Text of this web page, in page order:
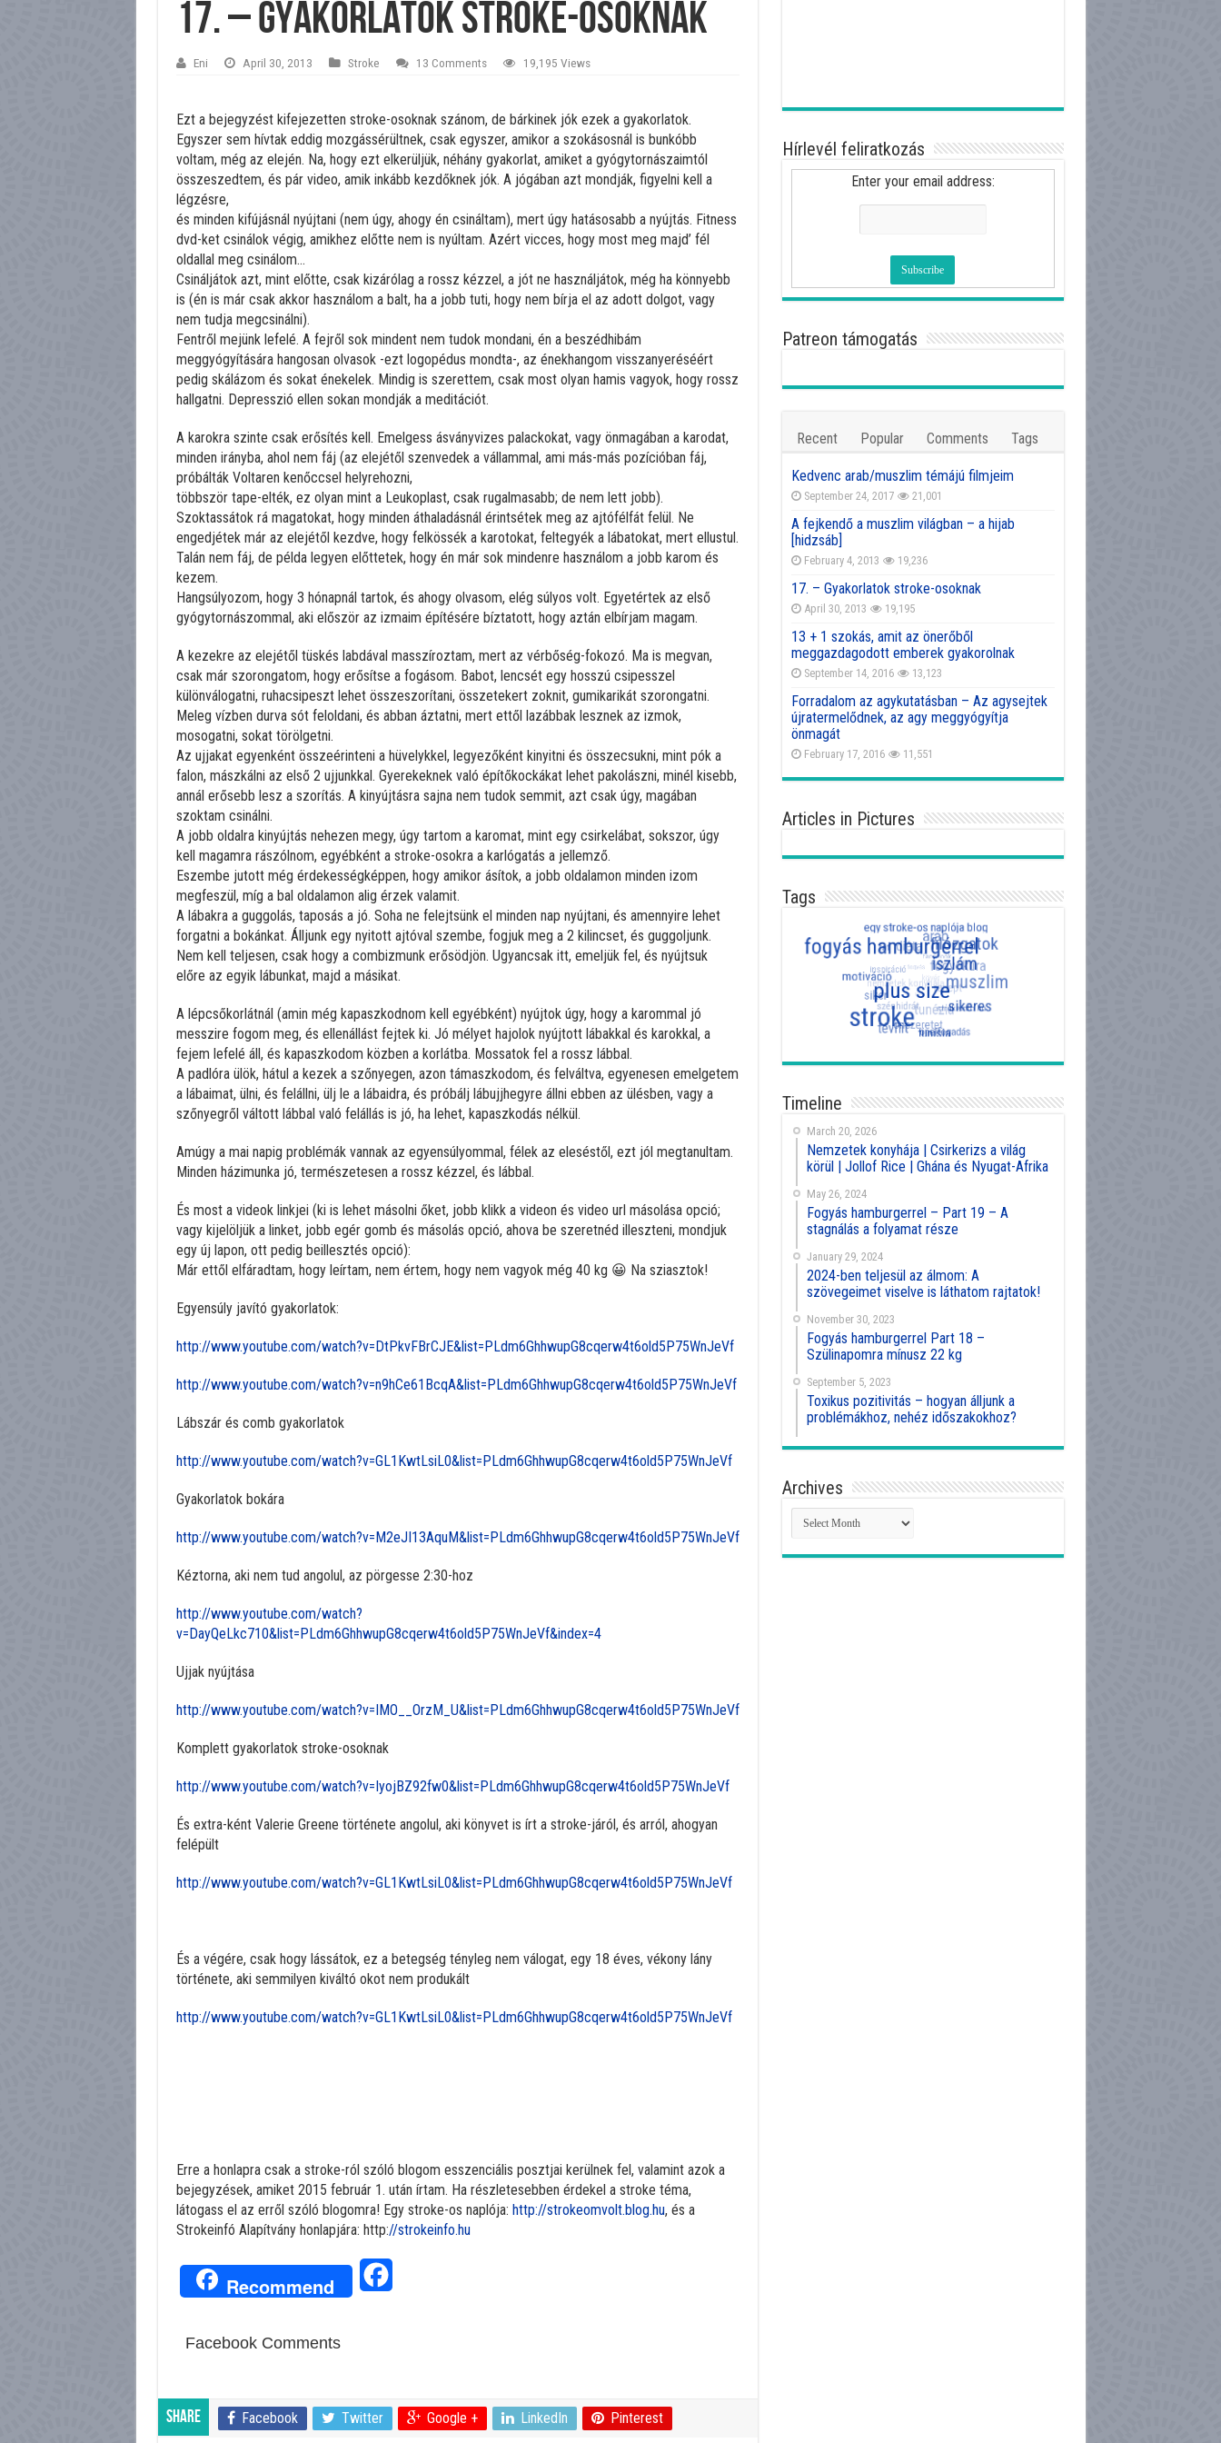
17. – Gyakorlatok stroke-osoknak
Eni April 30, 2013 Stroke 13 Comments 19,195 Views
Ezt a bejegyzést kifejezetten stroke-osoknak szánom, de bárkinek jók ezek a gyakorlatok.
Egyszer sem hívtak eddig mozgássérültnek, csak egyszer, amikor a szokásosnál is bunkóbb
voltam, még az elején. Na, hogy ezt elkerüljük, néhány gyakorlat, amiket a gyógytornászaimtól
összeszedtem, és pár video, amik inkább kezdőknek jók. A jógában azt mondják, figyelni kell a
légzésre,
és minden kifújásnál nyújtani (nem úgy, ahogy én csináltam), mert úgy hatásosabb a nyújtás. Fitness
dvd-ket csinálok végig, amikhez előtte nem is nyúltam. Azért vicces, hogy most meg majd’ fél
oldallal meg csinálom…
Csináljátok azt, mint előtte, csak kizárólag a rossz kézzel, a jót ne használjátok, még ha könnyebb
is (én is már csak akkor használom a balt, ha a jobb tuti, hogy nem bírja el az adott dolgot, vagy
nem tudja megcsinálni).
Fentről mejünk lefelé. A fejről sok mindent nem tudok mondani, én a beszédhibám
meggyógyítására hangosan olvasok -ezt logopédus mondta-, az énekhangom visszanyeréséért
pedig skálázom és sokat énekelek. Mindig is szerettem, csak most olyan hamis vagyok, hogy rossz
hallgatni. Depresszió ellen sokan mondják a meditációt.
A karokra szinte csak erősítés kell. Emelgess ásványvizes palackokat, vagy önmagában a karodat,
minden irányba, ahol nem fáj (az elejétől szenvedek a vállammal, ami más-más pozícióban fáj,
próbálták Voltaren kenőccsel helyrehozni,
többször tape-elték, ez olyan mint a Leukoplast, csak rugalmasabb; de nem lett jobb).
Szoktassátok rá magatokat, hogy minden áthaladásnál érintsétek meg az ajtófélfát felül. Ne
engedjétek már az elejétől kezdve, hogy felkössék a karotokat, feltegyék a lábatokat, mert ellustul.
Talán nem fáj, de példa legyen előttetek, hogy én már sok mindenre használom a jobb karom és
kezem.
Hangsúlyozom, hogy 3 hónapnál tartok, és ahogy olvasom, elég súlyos volt. Egyetértek az első
gyógytornászommal, aki először az izmaim építésére bíztatott, hogy aztán elbírjam magam.
A kezekre az elejétől tüskés labdával masszíroztam, mert az vérbőség-fokozó. Ma is megvan,
csak már szorongatom, hogy erősítse a fogásom. Babot, lencsét egy hosszú csipesszel
különválogatni, ruhacsipeszt lehet összeszorítani, összetekert zoknit, gumikarikát szorongatni.
Meleg vízben durva sót feloldani, és abban áztatni, mert ettől lazábbak lesznek az izmok,
mosogatni, sokat törölgetni.
Az ujjakat egyenként összeérinteni a hüvelykkel, legyezőként kinyitni és összecsukni, mint pók a
falon, mászkálni az első 2 ujjunkkal. Gyerekeknek való építőkockákat lehet pakolászni, minél kisebb,
annál erősebb lesz a szorítás. A kinyújtásra sajna nem tudok semmit, azt csak úgy, magában
szoktam csinálni.
A jobb oldalra kinyújtás nehezen megy, úgy tartom a karomat, mint egy csirkelábat, sokszor, úgy
kell magamra rászólnom, egyébként a stroke-osokra a karlógatás a jellemző.
Eszembe jutott még érdekességképpen, hogy amikor ásítok, a jobb oldalamon minden izom
megfeszül, míg a bal oldalamon alig érzek valamit.
A lábakra a guggolás, taposás a jó. Soha ne felejtsünk el minden nap nyújtani, és amennyire lehet
forgatni a bokánkat. Álljunk egy nyitott ajtóval szembe, fogjuk meg a 2 kilincset, és guggoljunk.
Nem kell teljesen, csak hogy a combizmunk erősödjön. Ugyancsak itt, emeljük fel, és nyújtsuk
előre az egyik lábunkat, majd a másikat.
A lépcsőkorlátnál (amin még kapaszkodnom kell egyébként) nyújtok úgy, hogy a karommal jó
messzire fogom meg, és ellenállást fejtek ki. Jó mélyet hajolok nyújtott lábakkal és karokkal, a
fejem lefelé áll, és kapaszkodom közben a korlátba. Mossatok fel a rossz lábbal.
A padlóra ülök, hátul a kezek a szőnyegen, azon támaszkodom, és felváltva, egyenesen emelgetem
a lábaimat, ülni, és felállni, ülj le a lábaidra, és próbálj lábujjhegyre állni ebben az ülésben, vagy a
szőnyegről váltott lábbal való felállás is jó, ha lehet, kapaszkodás nélkül.
Amúgy a mai napig problémák vannak az egyensúlyommal, félek az eleséstől, ezt jól megtanultam.
Minden házimunka jó, természetesen a rossz kézzel, és lábbal.
És most a videok linkjei (ki is lehet másolni őket, jobb klikk a videon és video url másolása opció;
vagy kijelöljük a linket, jobb egér gomb és másolás opció, ahova be szeretnéd illeszteni, mondjuk
egy új lapon, ott pedig beillesztés opció):
Már ettől elfáradtam, hogy leírtam, nem értem, hogy nem vagyok még 40 kg 😀 Na sziasztok!
Egyensúly javító gyakorlatok:
http://www.youtube.com/watch?v=DtPkvFBrCJE&list=PLdm6GhhwupG8cqerw4t6old5P75WnJeVf
http://www.youtube.com/watch?v=n9hCe61BcqA&list=PLdm6GhhwupG8cqerw4t6old5P75WnJeVf
Lábszár és comb gyakorlatok
http://www.youtube.com/watch?v=GL1KwtLsiL0&list=PLdm6GhhwupG8cqerw4t6old5P75WnJeVf
Gyakorlatok bokára
http://www.youtube.com/watch?v=M2eJI13AquM&list=PLdm6GhhwupG8cqerw4t6old5P75WnJeVf
Kéztorna, aki nem tud angolul, az pörgesse 2:30-hoz
http://www.youtube.com/watch?
v=DayQeLkc710&list=PLdm6GhhwupG8cqerw4t6old5P75WnJeVf&index=4
Ujjak nyújtása
http://www.youtube.com/watch?v=IMO__OrzM_U&list=PLdm6GhhwupG8cqerw4t6old5P75WnJeVf
Komplett gyakorlatok stroke-osoknak
http://www.youtube.com/watch?v=IyojBZ92fw0&list=PLdm6GhhwupG8cqerw4t6old5P75WnJeVf
És extra-ként Valerie Greene története angolul, aki könyvet is írt a stroke-járól, és arról, ahogyan
felépült
http://www.youtube.com/watch?v=GL1KwtLsiL0&list=PLdm6GhhwupG8cqerw4t6old5P75WnJeVf
És a végére, csak hogy lássátok, ez a betegség tényleg nem válogat, egy 18 éves, vékony lány
története, aki semmilyen kiváltó okot nem produkált
http://www.youtube.com/watch?v=GL1KwtLsiL0&list=PLdm6GhhwupG8cqerw4t6old5P75WnJeVf
Erre a honlapra csak a stroke-ról szóló blogom esszenciális posztjai kerülnek fel, valamint azok a
bejegyzések, amiket 2015 február 1. után írtam. Ha részletesebben érdekel a stroke téma,
látogass el az erről szóló blogomra! Egy stroke-os naplója: http://strokeomvolt.blog.hu, és a
Strokeinfó Alapítvány honlapjára: http://strokeinfo.hu
Recommend
Facebook Comments
Share Facebook Twitter Google + LinkedIn Pinterest
Hírlevél feliratkozás
Enter your email address:
Patreon támogatás
Recent Popular Comments Tags
Kedvenc arab/muszlim témájú filmjeim
September 24, 2017 21,001
A fejkendő a muszlim világban – a hijab
[hidzsáb]
February 4, 2013 19,236
17. – Gyakorlatok stroke-osoknak
April 30, 2013 19,195
13 + 1 szokás, amit az önerőből
meggazdagodott emberek gyakorolnak
September 14, 2016 13,123
Forradalom az agykutatásban – Az agysejtek
újratermelődnek, az agy meggyógyítja
önmagát
February 17, 2016 11,551
Articles in Pictures
Tags
Timeline
March 20, 2026
Nemzetek konyhája | Csirkerizs a világ
körül | Jollof Rice | Ghána és Nyugat-Afrika
May 26, 2024
Fogyás hamburgerrel – Part 19 – A
stagnálás a folyamat része
January 29, 2024
2024-ben teljesül az álmom: A
szövegeimet viselve is láthatom rajtatok!
November 30, 2023
Fogyás hamburgerrel Part 18 –
Szülinapomra mínusz 22 kg
September 5, 2023
Toxikus pozitivitás – hogyan álljunk a
problémákhoz, nehéz időszakokhoz?
Archives
Archives